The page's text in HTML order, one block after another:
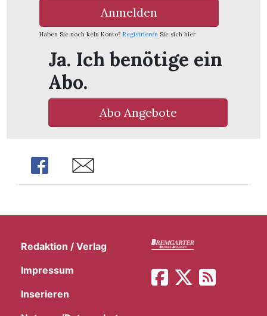
Anmelden
Haben Sie noch kein Konto? Registrieren Sie sich hier
Ja. Ich benötige ein
Abo.
Abo Angebote
Share Share
Redaktion / Verlag
Impressum
Inserieren